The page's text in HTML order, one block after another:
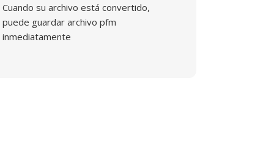
Cuando su archivo está convertido,
puede guardar archivo pfm
inmediatamente